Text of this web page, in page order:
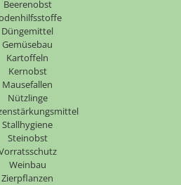
Beerenobst
Düngemittel
Gemüsebau
Kartoffeln
Kernobst
Mausefallen
Nützlinge
Stallhygiene
Steinobst
Weinbau
Zierpflanzen